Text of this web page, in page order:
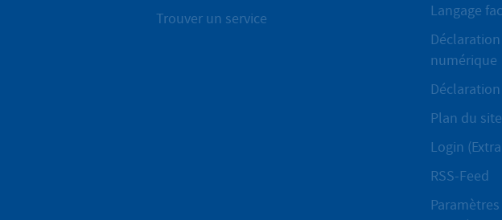
Trouver un service
Langage
numérique
Plan du site
Login
RSS-Feed